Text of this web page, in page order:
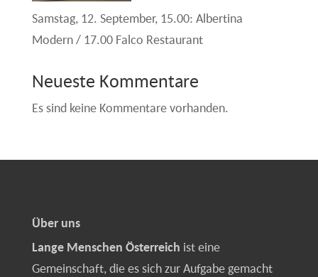
Samstag, 12. September, 15.00: Albertina
Modern / 17.00 Falco Restaurant
Neueste Kommentare
Es sind keine Kommentare vorhanden.
Über uns
Lange Menschen Österreich ist eine
Gemeinschaft, die es sich zur Aufgabe gemacht